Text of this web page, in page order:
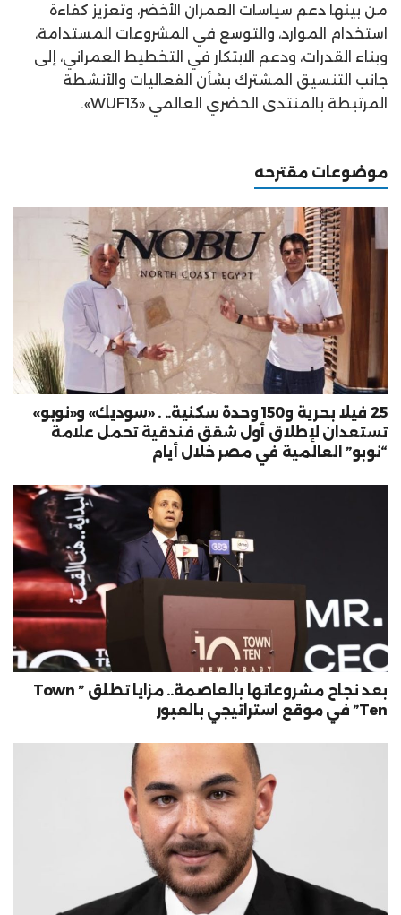
من بينها دعم سياسات العمران الأخضر، وتعزيز كفاءة
استخدام الموارد، والتوسع في المشروعات المستدامة،
وبناء القدرات، ودعم الابتكار في التخطيط العمراني، إلى
جانب التنسيق المشترك بشأن الفعاليات والأنشطة
المرتبطة بالمنتدى الحضري العالمي «WUF13».
موضوعات مقترحه
25 فيلا بحرية و150 وحدة سكنية.. . «سوديك» و«نوبو»
تستعدان لإطلاق أول شقق فندقية تحمل علامة
“نوبو” العالمية في مصر خلال أيام
بعد نجاح مشروعاتها بالعاصمة.. مزايا تطلق ” Town
Ten” في موقع استراتيجي بالعبور